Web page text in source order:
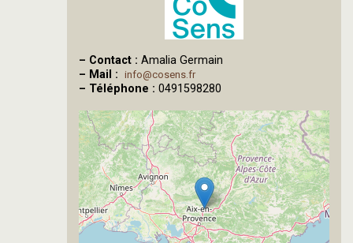
– Contact : Amalia Germain
– Mail : info@cosens.fr
– Téléphone : 0491598280